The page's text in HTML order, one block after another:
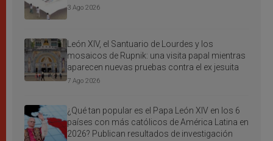
3 Ago 2026
León XIV, el Santuario de Lourdes y los
mosaicos de Rupnik: una visita papal mientras
aparecen nuevas pruebas contra el ex jesuita
7 Ago 2026
¿Qué tan popular es el Papa León XIV en los 6
países con más católicos de América Latina en
2026? Publican resultados de investigación